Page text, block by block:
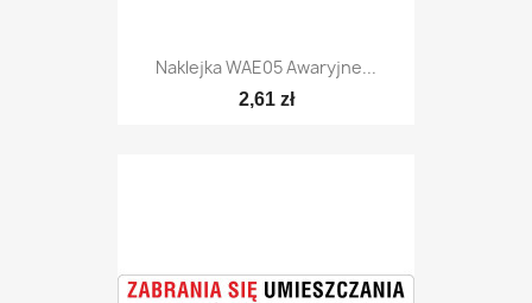
Naklejka WAE05 Awaryjne...
2,61 zł